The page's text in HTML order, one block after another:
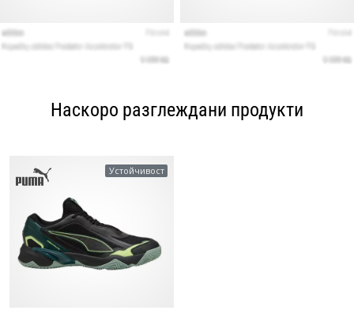
Наскоро разглеждани продукти
Устойчивост